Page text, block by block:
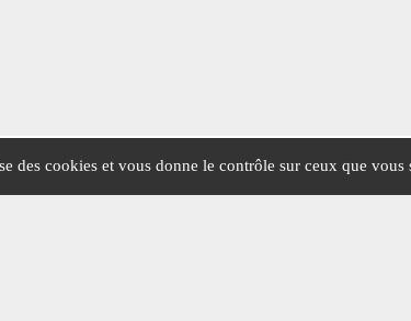
des cookies et vous donne le contrôle sur ceux que vous